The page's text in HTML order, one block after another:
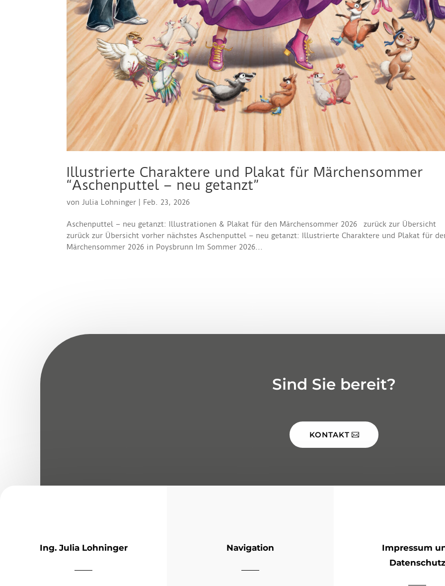
Illustrierte Charaktere und Plakat für Märchensommer
“Aschenputtel – neu getanzt”
vonJulia Lohninger Feb. 23, 2026
Aschenputtel – neu getanzt: Illustrationen & Plakat für den Märchensommer 2026 zurück zur Übersicht
zurück zur Übersicht vorher nächstes Aschenputtel – neu getanzt: Illustrierte Charaktere und Plakat für
Märchensommer 2026 in Poysbrunn Im Sommer 2026...
Sind Sie bereit?
KONTAKT
Ing. Julia Lohninger Navigation
Impressum
Datenschutz